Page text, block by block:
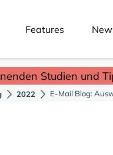
Features
Studien und
2022 E-Mail Blog: